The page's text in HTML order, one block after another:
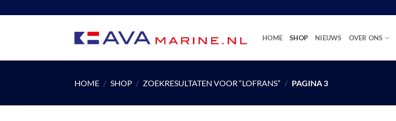
naar
HOME SHOP NIEUWS OVER ONS
HOME / SHOP / ZOEKRESULTATEN VOOR “LOFRANS” / PAGINA 3